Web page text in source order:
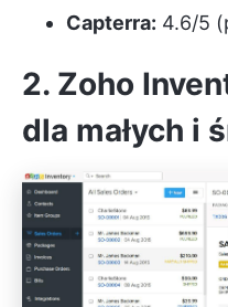
Capterra: 4.6/5
2. Zoho
dla małych i